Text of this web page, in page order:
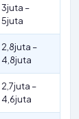
3juta –
5juta
2,8juta –
4,8juta
2,7juta –
4,6juta